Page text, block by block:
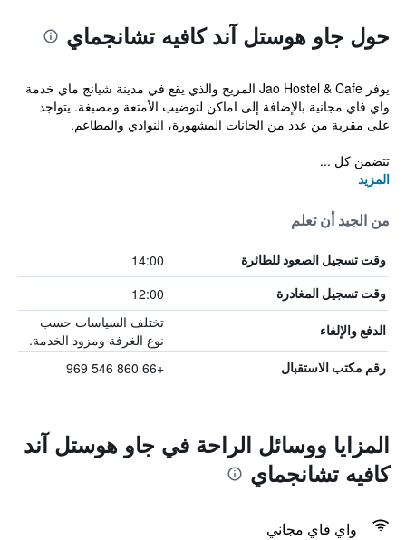
حول جاو هوستل آند كافيه تشانجماي
يوفر Jao Hostel & Cafe المريح والذي يقع في مدينة شيانج ماي خدمة
واي فاي مجانية بالإضافة إلى اماكن لتوضيب الأمتعة ومصبغة. يتواجد
على مقربة من عدد من الحانات المشهورة، النوادي والمطاعم.
تتضمن كل ...
المزيد
من الجيد أن تعلم
وقت تسجيل الصعود للطائرة 14:00
وقت تسجيل المغادرة 12:00
الدفع والإلغاء
تختلف السياسات حسب
نوع الغرفة ومزود الخدمة.
رقم مكتب الاستقبال +66 860 546 969
المزايا ووسائل الراحة في جاو هوستل آند
كافيه تشانجماي
واي فاي مجاني